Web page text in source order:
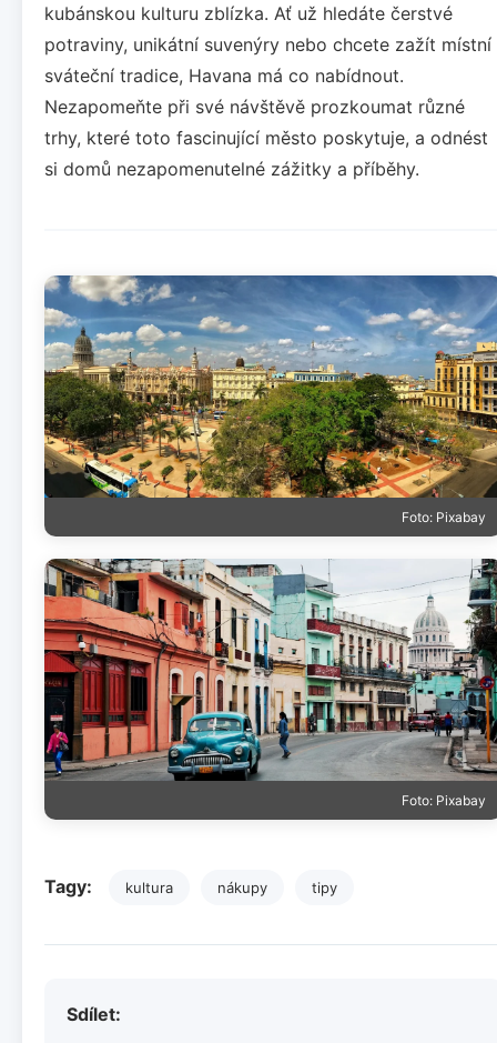
kubánskou kulturu zblízka. Ať už hledáte čerstvé
potraviny, unikátní suvenýry nebo chcete zažít místní
sváteční tradice, Havana má co nabídnout.
Nezapomeňte při své návštěvě prozkoumat různé
trhy, které toto fascinující město poskytuje, a odnést
si domů nezapomenutelné zážitky a příběhy.
Foto: Pixabay
Foto: Pixabay
Tagy: kultura nákupy tipy
Sdílet: